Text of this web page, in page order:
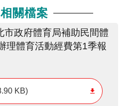
相關檔案
市政府體育局補助民間體
理體育活動經費第1季報
KB)